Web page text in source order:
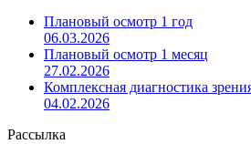
Плановый осмотр 1 год
06.03.2026
Плановый осмотр 1 месяц
27.02.2026
Комплексная диагностика
04.02.2026
Рассылка